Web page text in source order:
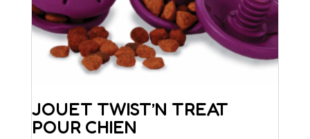
JOUET TWIST’N TREAT
POUR CHIEN